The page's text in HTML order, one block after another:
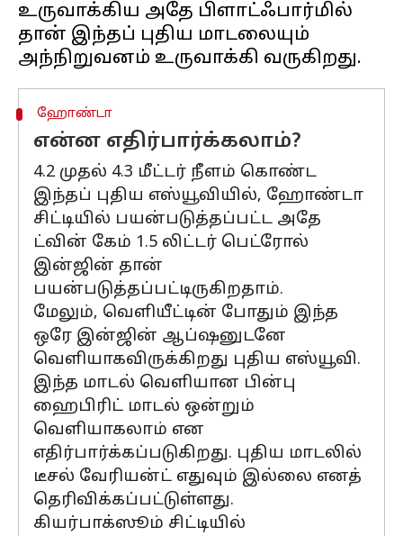
உருவாக்கிய அதே பிளாட்ஃபார்மில்
தான் இந்தப் புதிய மாடலையும்
ஹோண்டா
என்ன எதிர்பார்க்கலாம்?
4.2 முதல் 4.3 மீட்டர் நீளம் கொண்ட
இந்தப் புதிய எஸ்யூவியில், ஹோண்டா
சிட்டியில் பயன்படுத்தப்பட்ட அதே
ட்வின் கேம் 1.5 லிட்டர் பெட்ரோல்
இன்ஜின் தான்
பயன்படுத்தப்பட்டிருகிறதாம்.
மேலும், வெளியீட்டின் போதும் இந்த
ஒரே இன்ஜின் ஆப்ஷனுடனே
வெளியாகவிருக்கிறது புதிய எஸ்யூவி.
இந்த மாடல் வெளியான பின்பு
ஹைபிரிட் மாடல் ஒன்றும்
வெளியாகலாம் என
எதிர்பார்க்கப்படுகிறது. புதிய மாடலில்
டீசல் வேரியன்ட் எதுவும் இல்லை எனத்
தெரிவிக்கப்பட்டுள்ளது.
கியர்பாக்ஸூம் சிட்டியில்